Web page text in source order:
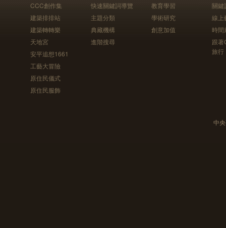
CCC創作集
建築排排站
建築轉轉樂
天地宮
安平追想1661
工藝大冒險
原住民儀式
原住民服飾
快速關鍵詞導覽
主題分類
典藏機構
進階搜尋
教育學習
學術研究
創意加值
關鍵
線上
時間
跟
旅行
中